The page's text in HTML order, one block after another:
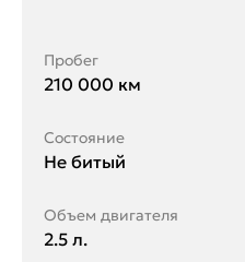
Пробег
210 000 км
Состояние
Не битый
Объем двигателя
2.5 л.